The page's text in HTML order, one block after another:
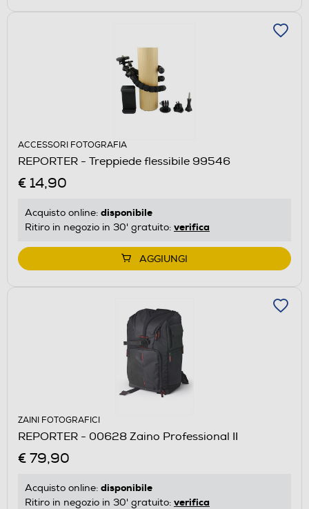
ACCESSORI FOTOGRAFIA
REPORTER - Treppiede flessibile 99546
€ 14,90
Acquisto online: disponibile
Ritiro in negozio in 30' gratuito: verifica
AGGIUNGI
ZAINI FOTOGRAFICI
REPORTER - 00628 Zaino Professional II
€ 79,90
Acquisto online: disponibile
Ritiro in negozio in 30' gratuito: verifica